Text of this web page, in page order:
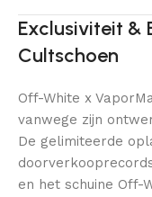
Exclusiviteit &
Cultschoen
Off-White x
vanwege zijn
De gelimiteerde
en het schuine Off-